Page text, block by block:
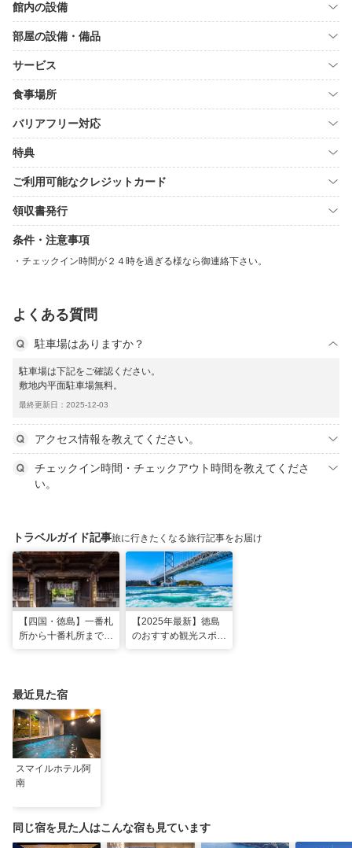
館内の設備
部屋の設備・備品
サービス
食事場所
バリアフリー対応
特典
ご利用可能なクレジットカード
領収書発行
条件・注意事項
チェックイン時間が２４時を過ぎる様なら御連絡下さい。
よくある質問
駐車場はありますか？
駐車場は下記をご確認ください。
敷地内平面駐車場無料。
最終更新日：2025-12-03
アクセス情報を教えてください。
チェックイン時間・チェックアウト時間を教えてくださ
い。
トラベルガイド記事旅に行きたくなる旅行記事をお届け
【四国・徳島】一番札
所から十番札所まで。
【2025年最新】徳島
のおすすめ観光スポッ
最近見た宿
スマイルホテル阿
南
同じ宿を見た人はこんな宿も見ています